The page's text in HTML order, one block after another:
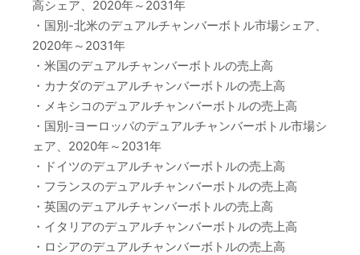
高シェア、2020年～2031年
・国別-北米のデュアルチャンバーボトル市場シェア、
2020年～2031年
・米国のデュアルチャンバーボトルの売上高
・カナダのデュアルチャンバーボトルの売上高
・メキシコのデュアルチャンバーボトルの売上高
・国別-ヨーロッパのデュアルチャンバーボトル市場シ
ェア、2020年～2031年
・ドイツのデュアルチャンバーボトルの売上高
・フランスのデュアルチャンバーボトルの売上高
・英国のデュアルチャンバーボトルの売上高
・イタリアのデュアルチャンバーボトルの売上高
・ロシアのデュアルチャンバーボトルの売上高